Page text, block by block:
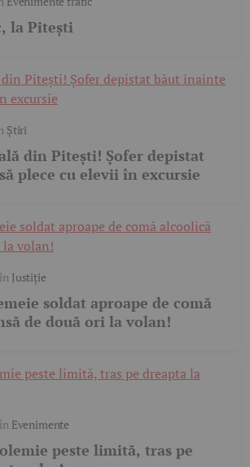
la Pitești
Știri
din Pitești! Șofer depistat
plece cu elevii în excursie
în Justiție
soldat aproape de comă
de două ori la volan!
Evenimente
peste limită, tras pe